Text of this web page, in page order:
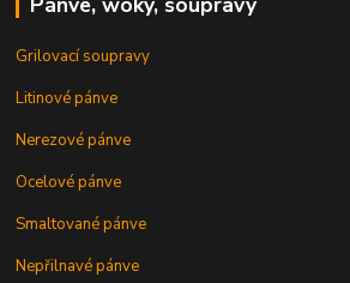
Grilovací soupravy
Litinové pánve
Nerezové pánve
Ocelové pánve
Smaltované pánve
Nepřilnavé pánve